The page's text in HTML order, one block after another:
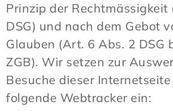
Prinzip der Rechtmässigkeit
DSG) und nach dem Gebot
Glauben (Art. 6 Abs. 2 DSG
ZGB). Wir setzen zur
Besuche dieser
folgende Webtracker ein: